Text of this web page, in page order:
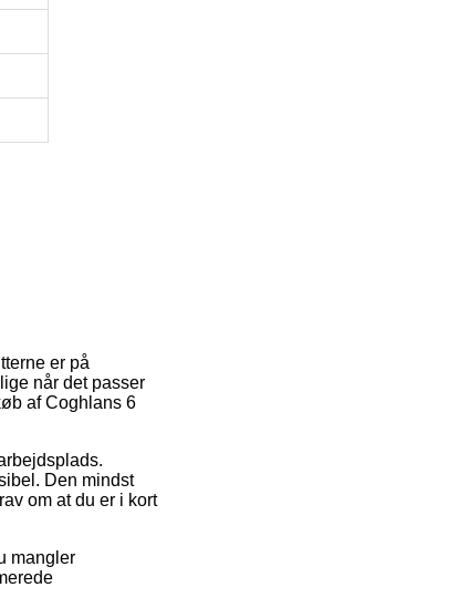
er på
når det passer
af Coghlans 6
Den mindst
om at du er i kort
mangler